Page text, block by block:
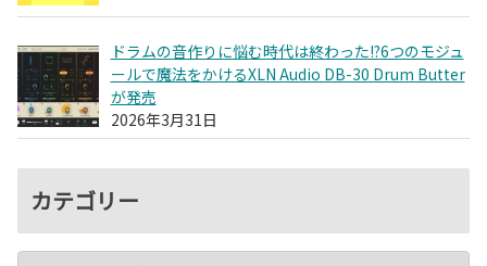
ドラムの音作りに悩む時代は終わった!?6つのモジュ
ールで魔法をかけるXLN Audio DB-30 Drum Butter
が発売
2026年3月31日
カテゴリー